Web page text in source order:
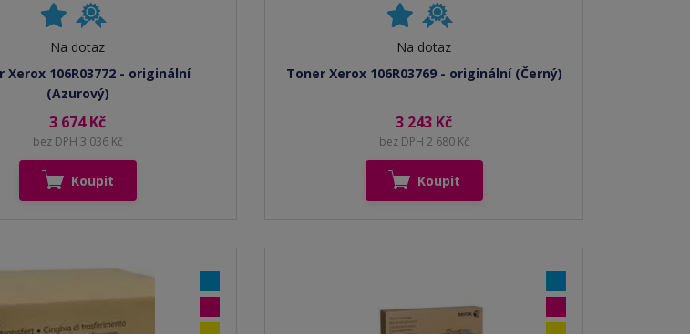
Na dotaz
Xerox 106R03772 - originální
(Azurový)
3 674 Kč
bez DPH 3 036 Kč
Koupit
Na dotaz
Toner Xerox 106R03769 - originální (Černý)
3 243 Kč
bez DPH 2 680 Kč
Koupit